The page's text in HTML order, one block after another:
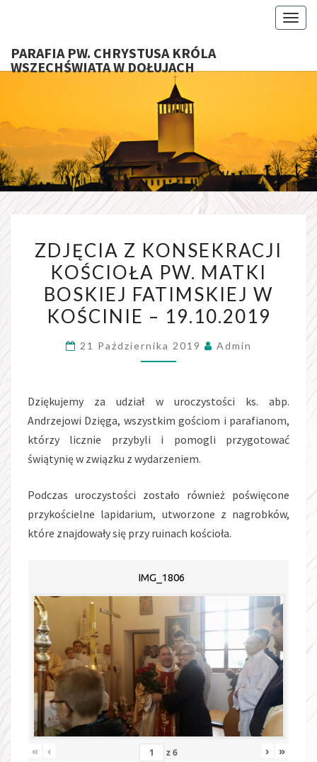
PARAFIA PW. CHRYSTUSA KRÓLA
WSZECHŚWIATA W DOŁUJACH
W
Z
KONSEKRACJI
KOŚCIOŁA
PW.
BOSKIEJ
KOŚCINIE
–
19.10.2019
ZDJĘCIA Z KONSEKRACJI
KOŚCIOŁA PW. MATKI
BOSKIEJ FATIMSKIEJ W
KOŚCINIE – 19.10.2019
21 Października 2019 Admin
Dziękujemy za udział w uroczystości ks. abp.
Andrzejowi Dzięga, wszystkim gościom i parafianom,
którzy licznie przybyli i pomogli przygotować
świątynię w związku z wydarzeniem.
Podczas uroczystości zostało również poświęcone
przykościelne lapidarium, utworzone z nagrobków,
które znajdowały się przy ruinach kościoła.
IMG_1806
« ‹ z6 › »